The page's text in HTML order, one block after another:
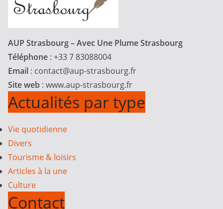
AUP Strasbourg – Avec Une Plume Strasbourg
Téléphone : +33 7 83088004
Email : contact@aup-strasbourg.fr
Site web : www.aup-strasbourg.fr
Actualités par type
Vie quotidienne
Divers
Tourisme & loisirs
Articles à la une
Culture
Contact